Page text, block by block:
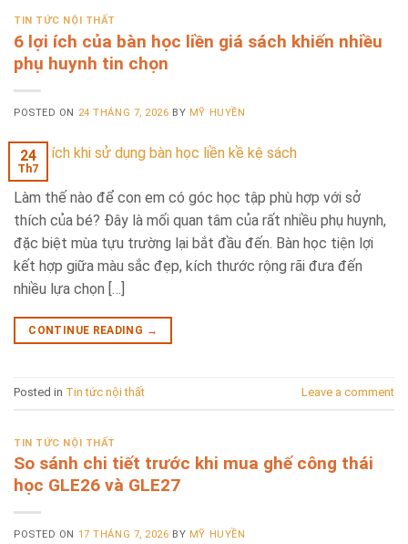
TIN TỨC NỘI THẤT
6 lợi ích của bàn học liền giá sách khiến nhiều
phụ huynh tin chọn
POSTED ON 24 THÁNG 7, 2026 BY MỸ HUYỀN
24
Th7
Làm thế nào để con em có góc học tập phù hợp với sở
thích của bé? Đây là mối quan tâm của rất nhiều phụ huynh,
đặc biệt mùa tựu trường lại bắt đầu đến. Bàn học tiện lợi
kết hợp giữa màu sắc đẹp, kích thước rộng rãi đưa đến
nhiều lựa chọn […]
CONTINUE READING →
Posted in Tin tức nội thất Leave a comment
TIN TỨC NỘI THẤT
So sánh chi tiết trước khi mua ghế công thái
học GLE26 và GLE27
POSTED ON 17 THÁNG 7, 2026 BY MỸ HUYỀN